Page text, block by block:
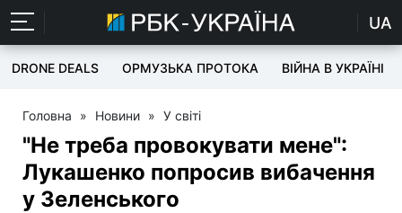
UA
DRONE DEALS ОРМУЗЬКА ПРОТОКА ВІЙНА В УКРАЇНІ
Головна » Новини » У світі
"Не треба провокувати мене":
Лукашенко попросив вибачення
у Зеленського